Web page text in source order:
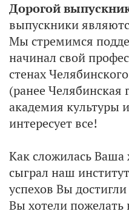
Дорогой
выпускники
Мы стремимся
начинал свой
стенах
(ранее Челябинская
академия культуры
интересует все!
Как сложилась
сыграл наш
успехов Вы
Вы хотели